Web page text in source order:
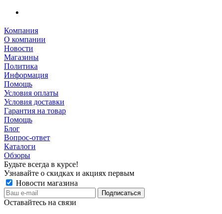
Компания
О компании
Новости
Магазины
Политика
Информация
Помощь
Условия оплаты
Условия доставки
Гарантия на товар
Помощь
Блог
Вопрос-ответ
Каталоги
Обзоры
Будьте всегда в курсе!
Узнавайте о скидках и акциях первым
Новости магазина
Оставайтесь на связи